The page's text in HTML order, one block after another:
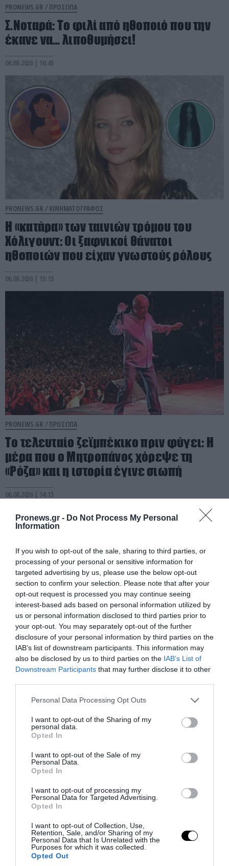
Pronews.gr - Do Not Process My Personal
Information
If you wish to opt-out of the sale, sharing to third parties, or
processing of your personal or sensitive information for
targeted advertising by us, please use the below opt-out
section to confirm your selection. Please note that after your
opt-out request is processed you may continue seeing
interest-based ads based on personal information utilized by
us or personal information disclosed to third parties prior to
your opt-out. You may separately opt-out of the further
disclosure of your personal information by third parties on the
IAB’s list of downstream participants. This information may
also be disclosed by us to third parties on the IAB’s List of
Downstream Participants that may further disclose it to other
Please note that this website/app uses one or more Google
not limited to your visit or usage behaviour. You may click to
grant or deny consent to Google and its third-party tags to
use your data for below specified purposes in below Google
consent section.
Personal Data Processing Opt Outs
I want to opt-out of the Sharing of my
personal data.
Opted In
I want to opt-out of the Sale of my
Personal Data.
Opted In
I want to opt-out of processing my
Personal Data for Targeted Advertising.
Opted In
I want to opt-out of Collection, Use,
Retention, Sale, and/or Sharing of my
Personal Data that Is Unrelated with the
Purposes for which it was collected.
Opted Out
PRONEWS.GR / ΠΡΟΣΩΠΑ
Σ.Νοταρά: Το φιλί από ηθοποιό που την
έκανε να… λιποθυμήσει!
06.08.2026 | 16:45
PRONEWS.GR / ΚΙΝΗΜΑΤΟΓΡΑΦΟΣ
Η «κατάρα» των ταινιών τρόμου του
Χόλιγουντ: Oι ξαφνικοί θάνατοι
ηθοποιών που είχαν γνωστούς ρόλους
06.08.2026 | 15:15
PRONEWS.GR / ΠΡΟΣΩΠΑ
Το τελευταίο ζεϊμπέκικο πριν φύγει: Η
μέρα που ο Μητροπάνος χόρεψε τη
«Ρόζα» και η ιστορία έγινε σιωπή
06.08.2026 | 14:15
PRONEWS.GR / ΠΡΟΣΩΠΑ
«Έφυγε» από τη ζωή σε ηλικία 86 ετών ο
θρυλικός Ιταλός τραγουδοποιός
Φραντσέσκο Γκουτσίνι
PRONEWS.GR /ΠΡΟΣΩΠΑ